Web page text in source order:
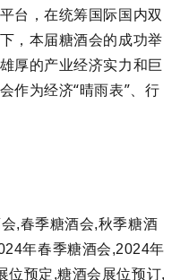
台，在统筹国际国内双
，本届糖酒会的成功举
厚的产业经济实力和巨
作为经济“晴雨表”、行